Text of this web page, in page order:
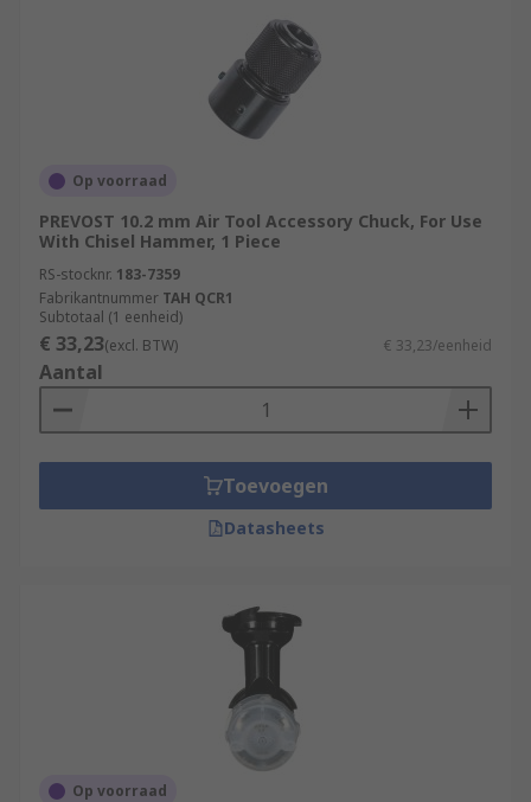
Op voorraad
PREVOST 10.2 mm Air Tool Accessory Chuck, For Use
With Chisel Hammer, 1 Piece
RS-stocknr. 183-7359
Fabrikantnummer TAH QCR1
Subtotaal (1 eenheid)
€ 33,23(excl. BTW) € 33,23/eenheid
Aantal
Toevoegen
Datasheets
Op voorraad